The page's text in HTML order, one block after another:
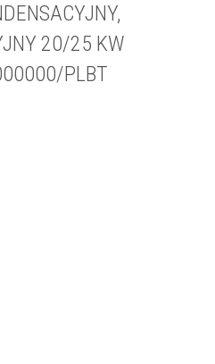
20/25 KW
PLBT